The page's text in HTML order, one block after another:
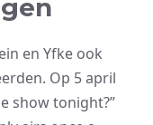
en Yfke ook
Op 5 april
show tonight?”